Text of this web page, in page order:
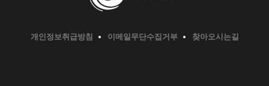
개인정보취급방침 이메일무단수집거부 찾아오시는길